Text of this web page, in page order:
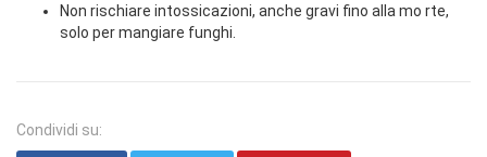
Non rischiare intossicazioni, anche gravi fino alla mo rte,
solo per mangiare funghi.
Condividi su: